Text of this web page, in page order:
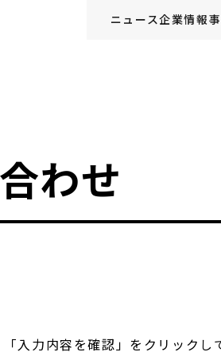
ニュース企業情報
わせ
入力内容を確認」をクリックし